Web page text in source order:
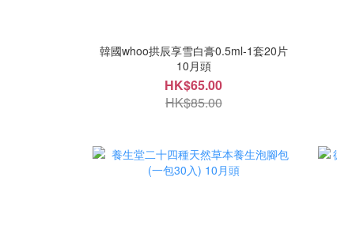
韓國whoo拱辰享雪白膏0.5ml-1套20片
10月頭
HK$65.00
HK$85.00